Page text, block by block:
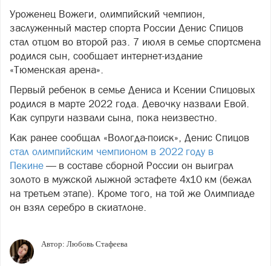
Уроженец Вожеги, олимпийский чемпион,
заслуженный мастер спорта России Денис Спицов
стал отцом во второй раз. 7 июля в семье спортсмена
родился сын, сообщает интернет-издание
«Тюменская арена».
Первый ребенок в семье Дениса и Ксении Спицовых
родился в марте 2022 года. Девочку назвали Евой.
Как супруги назвали сына, пока неизвестно.
Как ранее сообщал «Вологда-поиск», Денис Спицов
стал олимпийским чемпионом в 2022 году в
Пекине — в составе сборной России он выиграл
золото в мужской лыжной эстафете 4x10 км (бежал
на третьем этапе). Кроме того, на той же Олимпиаде
он взял серебро в скиатлоне.
Автор: Любовь Стафеева